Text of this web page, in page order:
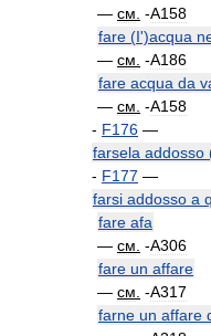
— см -A158
fare (I')acqua
— см -A186
fare acqua da
— см -A158
- F176 —
farsela addosso
- F177 —
farsi addosso a
fare afa
— см -A306
fare un affare
— см -A317
farne un affare